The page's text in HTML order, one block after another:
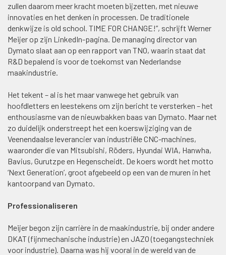
zullen daarom meer kracht moeten bijzetten, met nieuwe
innovaties en het denken in processen. De traditionele
denkwijze is old school. TIME FOR CHANGE!”, schrijft Werner
Meijer op zijn LinkedIn-pagina. De managing director van
Dymato slaat aan op een rapport van TNO, waarin staat dat
R&D bepalend is voor de toekomst van Nederlandse
maakindustrie.
Het tekent – al is het maar vanwege het gebruik van
hoofdletters en leestekens om zijn bericht te versterken – het
enthousiasme van de nieuwbakken baas van Dymato. Maar net
zo duidelijk onderstreept het een koerswijziging van de
Veenendaalse leverancier van industriële CNC-machines,
waaronder die van Mitsubishi, Röders, Hyundai WIA, Hanwha,
Bavius, Gurutzpe en Hegenscheidt. De koers wordt het motto
‘Next Generation’, groot afgebeeld op een van de muren in het
kantoorpand van Dymato.
Professionaliseren
Meijer begon zijn carrière in de maakindustrie, bij onder andere
DKAT (fijnmechanische industrie) en JAZO (toegangstechniek
voor industrie). Daarna was hij vooral in de wereld van de